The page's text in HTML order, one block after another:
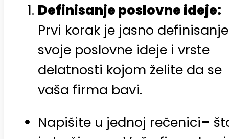
Definisanje poslovne ideje:
Prvi korak je jasno definisanje
svoje poslovne ideje i vrste
delatnosti kojom želite da se
vaša firma bavi.
Napišite u jednoj rečenici–